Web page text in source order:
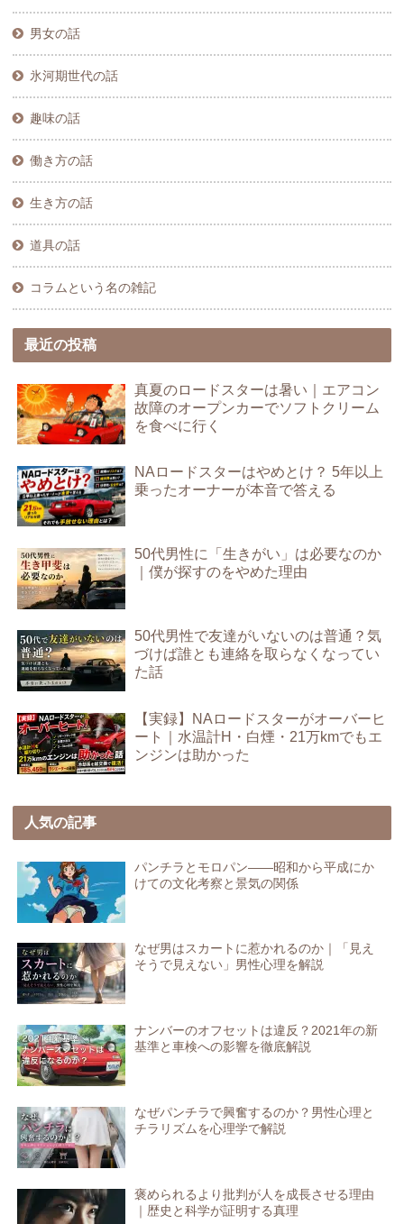
男女の話
氷河期世代の話
趣味の話
働き方の話
生き方の話
道具の話
コラムという名の雑記
最近の投稿
真夏のロードスターは暑い｜エアコン
故障のオープンカーでソフトクリーム
を食べに行く
NAロードスターはやめとけ？ 5年以上
乗ったオーナーが本音で答える
50代男性に「生きがい」は必要なのか
｜僕が探すのをやめた理由
50代男性で友達がいないのは普通？気
づけば誰とも連絡を取らなくなってい
た話
【実録】NAロードスターがオーバーヒ
ート｜水温計H・白煙・21万kmでもエ
ンジンは助かった
人気の記事
パンチラとモロパン――昭和から平成にか
けての文化考察と景気の関係
なぜ男はスカートに惹かれるのか｜「見え
そうで見えない」男性心理を解説
ナンバーのオフセットは違反？2021年の新
基準と車検への影響を徹底解説
なぜパンチラで興奮するのか？男性心理と
チラリズムを心理学で解説
褒められるより批判が人を成長させる理由
｜歴史と科学が証明する真理